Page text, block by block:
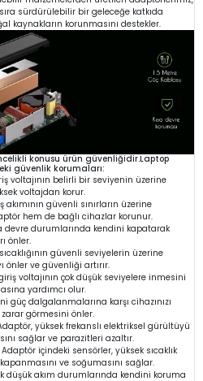
sürdürülebilir bir geleceğe katkıda
kaynakların korunmasını destekler.
konusu ürün güvenliğidir.Laptop
güvenlik korumaları:
voltajının belirli bir seviyenin üzerine
voltajdan korur.
akımının güvenli sınırların üzerine
hem de bağlı cihazlar korunur.
devre durumlarında kendini kapatarak
önler.
güvenli seviyelerin üzerine
önler ve güvenliği artırır.
voltajının çok düşük seviyelere inmesini
yardımcı olur.
güç dalgalanmalarına karşı cihazınızı
görmesini önler.
yüksek frekanslı elektriksel gürültüyü
sağlar ve parazitleri azaltır.
Adaptör içindeki sensörler, yüksek sıcaklık
ve soğumasını sağlar.
düşük akım durumlarında kendini koruma